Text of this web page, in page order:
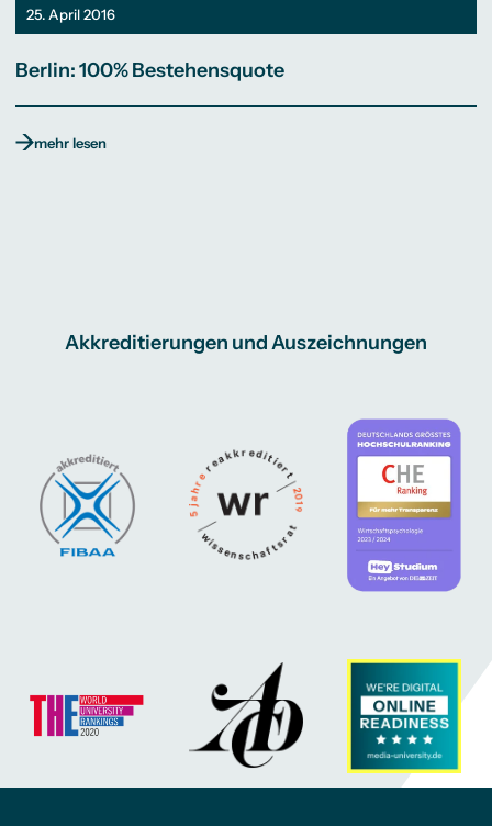
25. April 2016
Berlin: 100% Bestehensquote
mehr lesen
Akkreditierungen und Auszeichnungen